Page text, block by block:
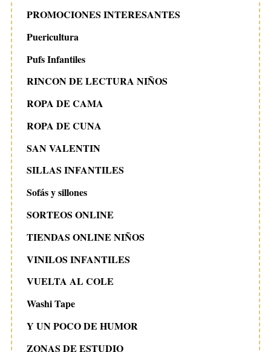
PROMOCIONES INTERESANTES
Puericultura
Pufs Infantiles
RINCON DE LECTURA NIÑOS
ROPA DE CAMA
ROPA DE CUNA
SAN VALENTIN
SILLAS INFANTILES
Sofás y sillones
SORTEOS ONLINE
TIENDAS ONLINE NIÑOS
VINILOS INFANTILES
VUELTA AL COLE
Washi Tape
Y UN POCO DE HUMOR
ZONAS DE ESTUDIO